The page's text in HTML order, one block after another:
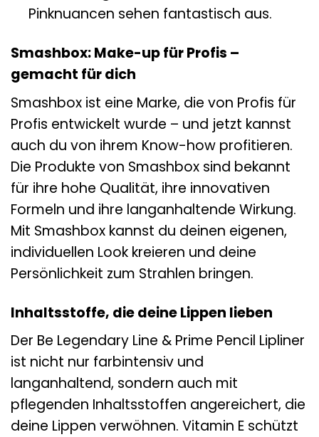
Pinknuancen sehen fantastisch aus.
Smashbox: Make-up für Profis –
gemacht für dich
Smashbox ist eine Marke, die von Profis für
Profis entwickelt wurde – und jetzt kannst
auch du von ihrem Know-how profitieren.
Die Produkte von Smashbox sind bekannt
für ihre hohe Qualität, ihre innovativen
Formeln und ihre langanhaltende Wirkung.
Mit Smashbox kannst du deinen eigenen,
individuellen Look kreieren und deine
Persönlichkeit zum Strahlen bringen.
Inhaltsstoffe, die deine Lippen lieben
Der Be Legendary Line & Prime Pencil Lipliner
ist nicht nur farbintensiv und
langanhaltend, sondern auch mit
pflegenden Inhaltsstoffen angereichert, die
deine Lippen verwöhnen. Vitamin E schützt